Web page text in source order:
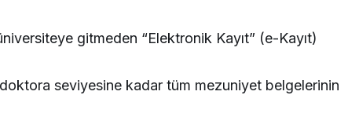
gitmeden “Elektronik Kayıt” (e-Kayıt)
seviyesine kadar tüm mezuniyet belgelerinin